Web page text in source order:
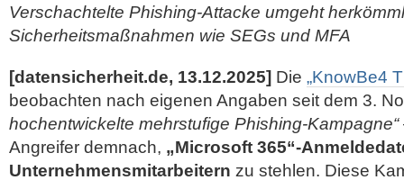
Verschachtelte Phishing-Attacke umgeht
Sicherheitsmaßnahmen wie SEGs und MFA
[datensicherheit.de, 13.12.2025] Die „KnowBe4
beobachten nach eigenen Angaben seit dem 3.
hochentwickelte mehrstufige Phishing-Kampagne“
Angreifer demnach, „Microsoft 365“-
Unternehmensmitarbeitern zu stehlen. Diese